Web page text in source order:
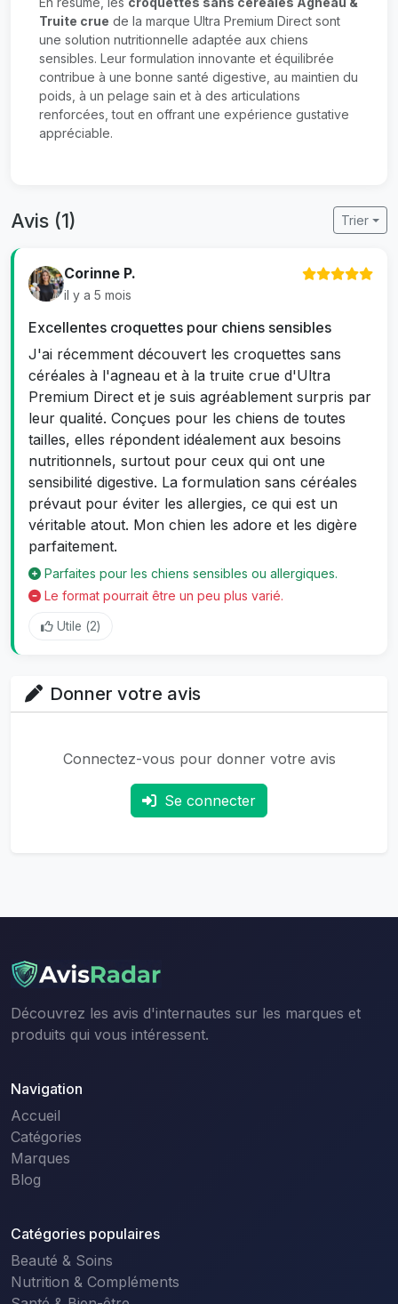
Truite crue de la marque Ultra Premium Direct sont
une solution nutritionnelle adaptée aux chiens
sensibles. Leur formulation innovante et équilibrée
contribue à une bonne santé digestive, au maintien du
poids, à un pelage sain et à des articulations
renforcées, tout en offrant une expérience gustative
appréciable.
Avis (1) Trier
Corinne P.
il y a 5 mois
Excellentes croquettes pour chiens sensibles
J'ai récemment découvert les croquettes sans
céréales à l'agneau et à la truite crue d'Ultra
Premium Direct et je suis agréablement surpris par
leur qualité. Conçues pour les chiens de toutes
tailles, elles répondent idéalement aux besoins
nutritionnels, surtout pour ceux qui ont une
sensibilité digestive. La formulation sans céréales
prévaut pour éviter les allergies, ce qui est un
véritable atout. Mon chien les adore et les digère
parfaitement.
Parfaites pour les chiens sensibles ou allergiques.
Le format pourrait être un peu plus varié.
Utile (2)
Donner votre avis
Connectez-vous pour donner votre avis
Se connecter
Découvrez les avis d'internautes sur les marques et
produits qui vous intéressent.
Navigation
Accueil
Catégories
Marques
Blog
Catégories populaires
Beauté & Soins
Nutrition & Compléments